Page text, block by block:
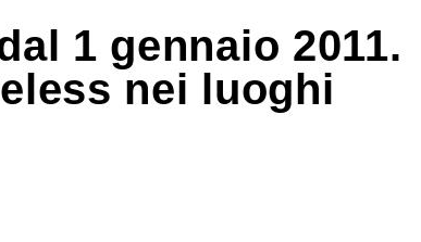
1 gennaio 2011.
nei luoghi